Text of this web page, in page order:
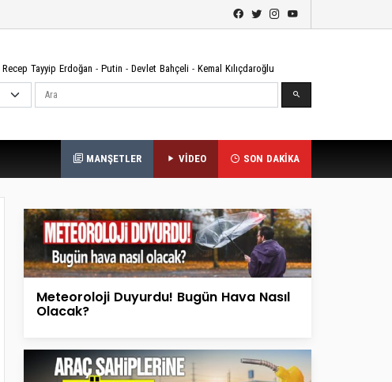
Recep Tayyip Erdoğan - Putin - Devlet Bahçeli - Kemal Kılıçdaroğlu
Ara
MANŞETLER VİDEO SON DAKİKA
Meteoroloji Duyurdu! Bugün Hava Nasıl
Olacak?